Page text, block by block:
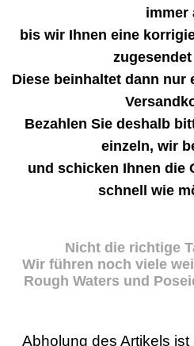
immer
bis wir Ihnen eine
Diese beinhaltet dann nur
Bezahlen Sie deshalb
einzeln, wir
und schicken Ihnen die
schnell wie
Nicht die richtige
Wir führen noch viele
Rough Waters und
Abholung des Artikels